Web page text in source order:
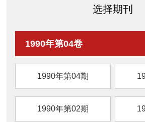
高的保水性和凝胶强度以及更低
选择期刊
1990年第04卷
1990年第04期
1990年第02期